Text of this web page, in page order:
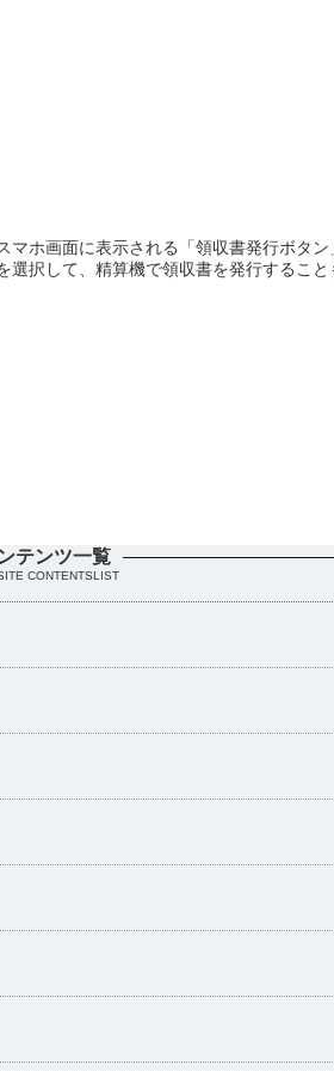
ホ画面に表示される「領収書発行ボタン
択して、精算機で領収書を発行すること
テンツ一覧
CONTENTSLIST